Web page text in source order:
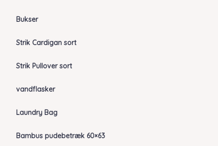
Bukser
Strik Cardigan sort
Strik Pullover sort
vandflasker
Laundry Bag
Bambus pudebetræk 60×63